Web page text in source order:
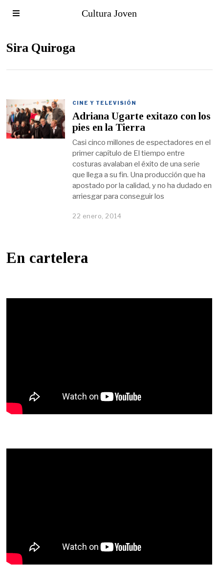
Cultura Joven
Sira Quiroga
CINE Y TELEVISIÓN
Adriana Ugarte exitazo con los
pies en la Tierra
Casi cinco millones de espectadores en el
primer capítulo de El tiempo entre
costuras avalaban el éxito de una serie
que llega a su fin. Una producción que ha
apostado por la calidad, y no ha dudado en
arriesgar para conseguir los
22 enero, 2014
En cartelera